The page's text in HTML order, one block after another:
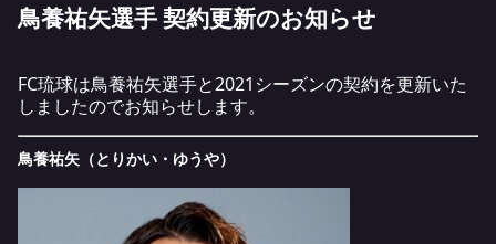
鳥養祐矢選手 契約更新のお知らせ
FC琉球は鳥養祐矢選手と2021シーズンの契約を更新いた
しましたのでお知らせします。
鳥養祐矢（とりかい・ゆうや）